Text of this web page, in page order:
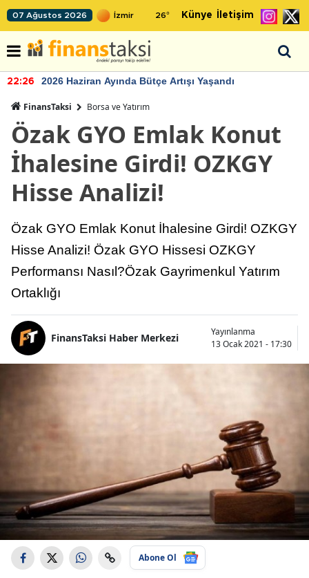
07 Ağustos 2026 26° Künye İletişim
22:26 2026 Haziran Ayında Bütçe Artışı Yaşandı
FinansTaksi Borsa ve Yatırım
Özak GYO Emlak Konut
İhalesine Girdi! OZKGY
Hisse Analizi!
Özak GYO Emlak Konut İhalesine Girdi! OZKGY
Hisse Analizi! Özak GYO Hissesi OZKGY
Performansı Nasıl?Özak Gayrimenkul Yatırım
Ortaklığı
FinansTaksi Haber Merkezi
Yayınlanma
13 Ocak 2021 - 17:30
Abone Ol